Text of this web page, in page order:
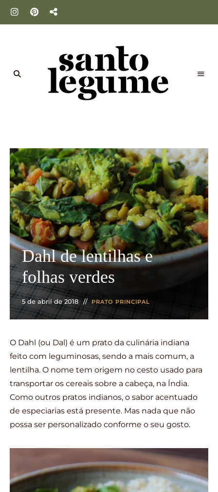
Legume
Dahl de lentilhas e
folhas verdes
5 de abril de 2018 PRATO PRINCIPAL
O Dahl (ou Dal) é um prato da culinária indiana
feito com leguminosas, sendo a mais comum, a
lentilha. O nome tem origem no cesto usado para
transportar os cereais sobre a cabeça, na Índia.
Como outros pratos indianos, o sabor acentuado
de especiarias está presente. Mas nada que não
possa ser personalizado conforme o seu gosto.